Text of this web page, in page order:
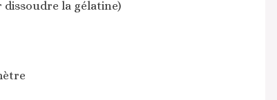
dissoudre la gélatine)